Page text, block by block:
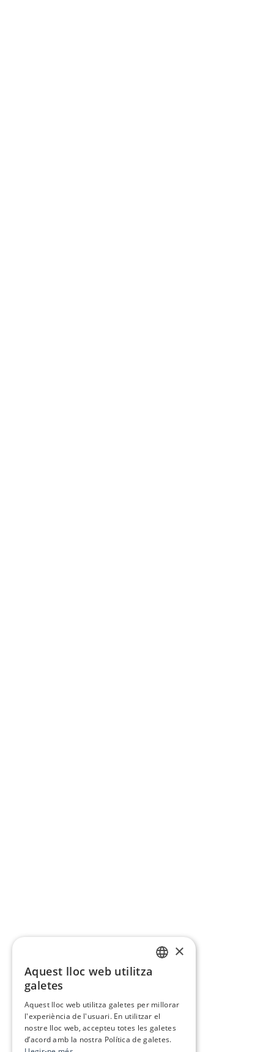
×
Aquest lloc web utilitza
galetes
Aquest lloc web utilitza galetes per millorar
l'experiència de l'usuari. En utilitzar el
nostre lloc web, accepteu totes les galetes
d’acord amb la nostra Política de galetes.